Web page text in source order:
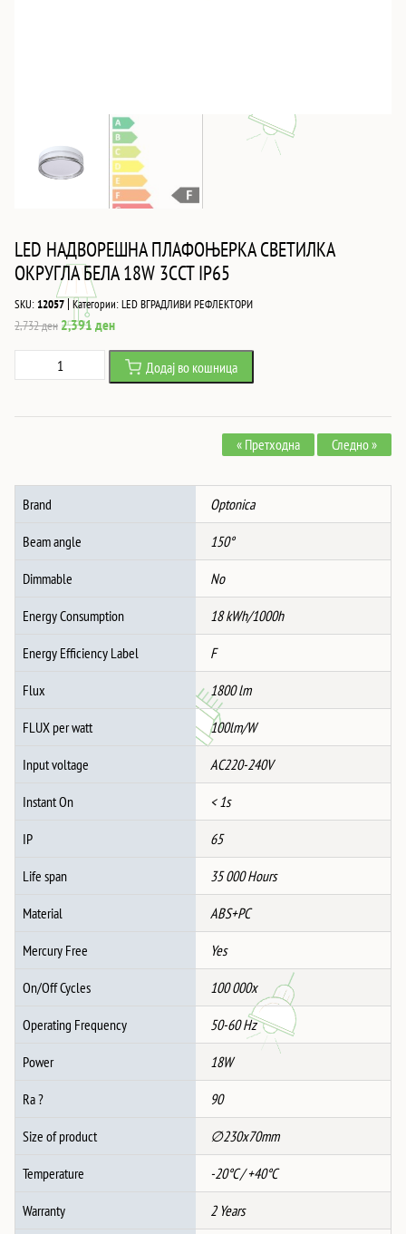
LED НАДВОРЕШНА ПЛАФОЊЕРКА СВЕТИЛКА
ОКРУГЛА БЕЛА 18W 3CCT IP65
SKU:12057|Категории:LED ВГРАДЛИВИ РЕФЛЕКТОРИ
2,732ден Original
was:
2,732 ден.
2,391 денCurrent
price
2,391 ден.
НАДВОРЕШНА
18W
3CCT
IP65
Додај во кошница
« Претходна Следно »
Brand Optonica
Beam angle 150°
Dimmable No
Energy Consumption 18 kWh/1000h
Energy Efficiency Label F
Flux 1800 lm
FLUX per watt 100lm/W
Input voltage AC220-240V
Instant On < 1s
IP 65
Life span 35 000 Hours
Material ABS+PC
Mercury Free Yes
On/Off Cycles 100 000x
Operating Frequency 50-60 Hz
Power 18W
Ra ? 90
Size of product ∅230x70mm
Temperature -20°C / +40°C
Warranty 2 Years